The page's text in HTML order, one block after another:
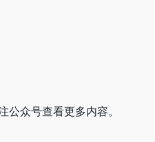
众号查看更多内容。